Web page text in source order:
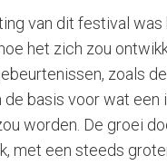
van dit festival
het zich zou
zoals
de basis voor wat een
worden. De groei
met een steeds